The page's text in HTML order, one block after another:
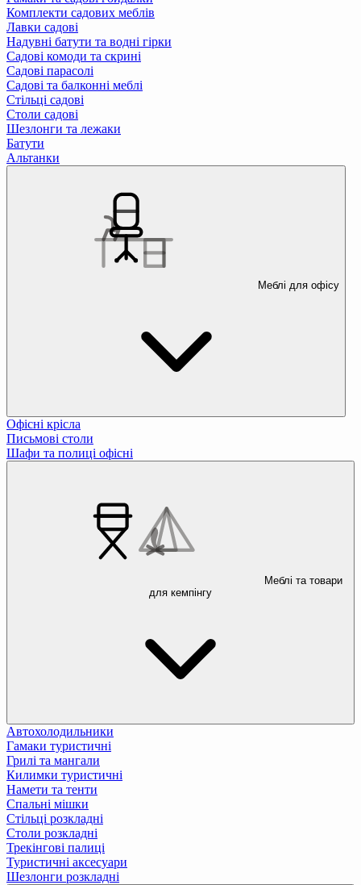
Комплекти садових меблів
Лавки садові
Надувні батути та водні гірки
Садові комоди та скрині
Садові парасолі
Садові та балконні меблі
Стільці садові
Столи садові
Шезлонги та лежаки
Батути
Альтанки
Меблі для офісу
Офісні крісла
Письмові столи
Шафи та полиці офісні
Меблі та товари
для кемпінгу
Автохолодильники
Гамаки туристичні
Грилі та мангали
Килимки туристичні
Намети та тенти
Спальні мішки
Стільці розкладні
Столи розкладні
Трекінгові палиці
Туристичні аксесуари
Шезлонги розкладні